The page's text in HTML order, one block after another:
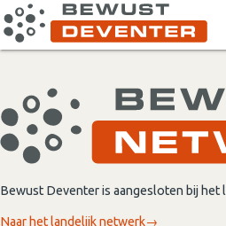
Bewust Deventer is aangesloten bij het
Naar het landelijk netwerk→